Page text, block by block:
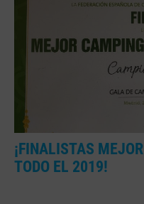
¡FINALISTAS
TODO EL 2019!